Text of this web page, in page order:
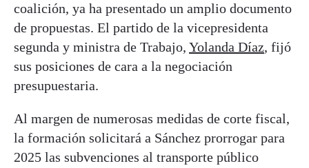
coalición, ya ha presentado un amplio documento
de propuestas. El partido de la vicepresidenta
segunda y ministra de Trabajo, Yolanda Díaz, fijó
sus posiciones de cara a la negociación
presupuestaria.
Al margen de numerosas medidas de corte fiscal,
la formación solicitará a Sánchez prorrogar para
2025 las subvenciones al transporte público